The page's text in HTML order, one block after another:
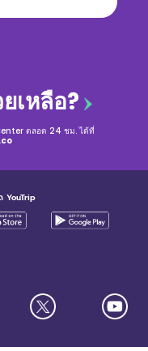
เหลือ?
ตลอด 24 ชม. ได้ที่
YouTrip